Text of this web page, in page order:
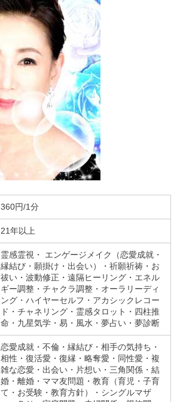
360円/1分
21年以上
霊感霊視・ エンゲージメイク（恋愛成就・
縁結び・願掛け・出会い）・祈願祈祷・お
祓い・波動修正・遠隔ヒーリング・エネル
ギー調整・チャクラ調整・オーラリーディ
ング・ハイヤーセルフ・アカシックレコー
ド・チャネリング・霊感タロット・四柱推
命・九星気学・易・風水・夢占い・夢診断
恋愛成就・不倫・縁結び・相手の気持ち・
相性・復活愛・復縁・略奪愛・同性愛・複
雑な恋愛・出会い・片想い・三角関係・結
婚・離婚・ママ友問題・教育（育児・子育
て・お受験・教育方針）・シングルマザ